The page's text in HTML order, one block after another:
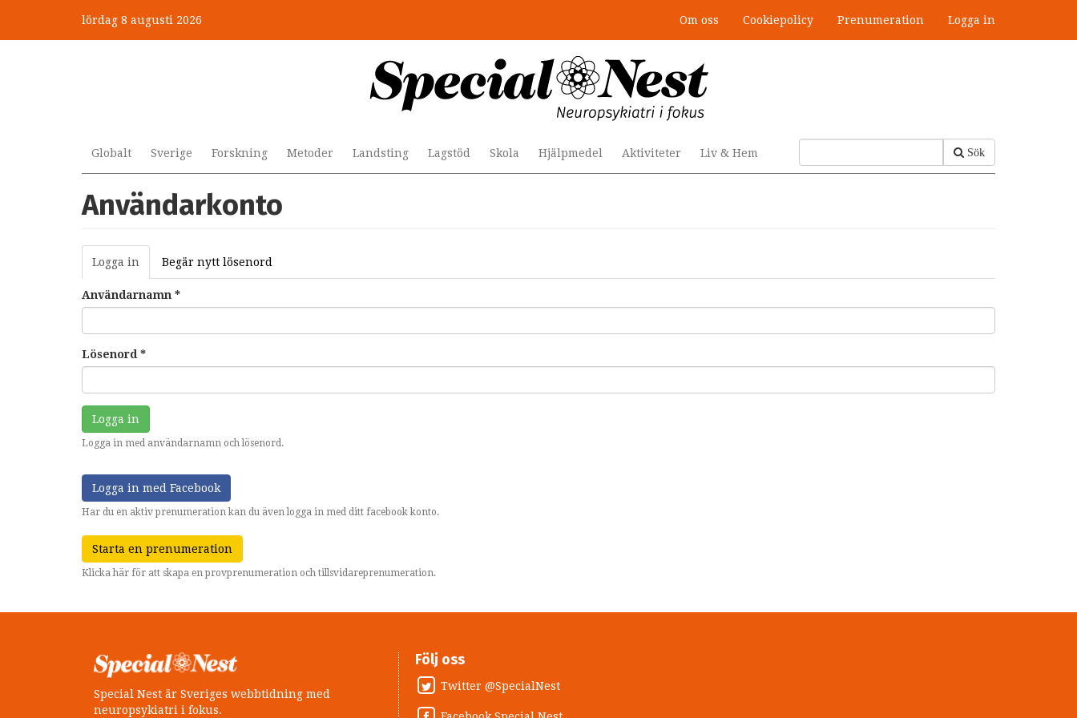
huvudinnehåll
lördag 8 augusti 2026 Om oss Cookiepolicy Prenumeration Logga in
Sök
Globalt Sverige Forskning Metoder Landsting Lagstöd Skola Hjälpmedel Aktiviteter Liv & Hem
Användarkonto
Primära
flikar
Logga in (aktiv
flik)
Begär nytt lösenord
Användarnamn *
Lösenord *
Logga in
Logga in med användarnamn och lösenord.
Logga in med Facebook
Har du en aktiv prenumeration kan du även logga in med ditt facebook konto.
Starta en prenumeration
Klicka här för att skapa en provprenumeration och tillsvidareprenumeration.
Special Nest är Sveriges webbtidning med
neuropsykiatri i fokus.
Följ oss
Twitter @SpecialNest